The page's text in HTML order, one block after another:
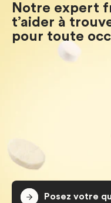
Notre expert
t’aider à
pour toute
Posez votre